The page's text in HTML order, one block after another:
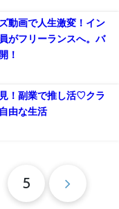
動画で人生激変！イン
がフリーランスへ。バ
！
！副業で推し活♡クラ
由な生活
5